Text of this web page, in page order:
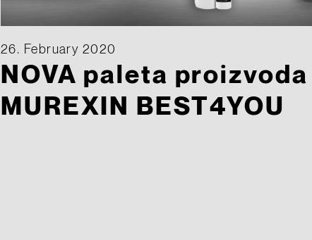
26. February 2020
NOVA paleta proizvoda
MUREXIN BEST4YOU